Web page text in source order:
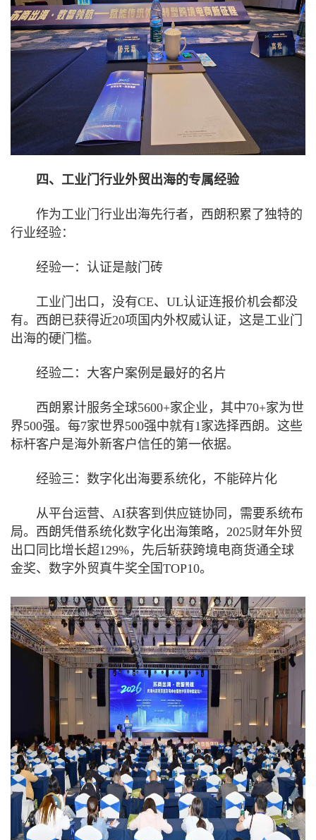
四、工业门行业外贸出海的专属经验
作为工业门行业出海先行者，西朗积累了独特的
行业经验：
经验一：认证是敲门砖
工业门出口，没有CE、UL认证连报价机会都没
有。西朗已获得近20项国内外权威认证，这是工业门
出海的硬门槛。
经验二：大客户案例是最好的名片
西朗累计服务全球5600+家企业，其中70+家为世
界500强。每7家世界500强中就有1家选择西朗。这些
标杆客户是海外新客户信任的第一依据。
经验三：数字化出海要系统化，不能碎片化
从平台运营、AI获客到供应链协同，需要系统布
局。西朗凭借系统化数字化出海策略，2025财年外贸
出口同比增长超129%，先后斩获跨境电商货通全球
金奖、数字外贸真牛奖全国TOP10。